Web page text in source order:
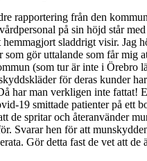
rapportering från den
på sin höjd står
sladdrigt visir. Jag
som gör uttalande som får mig
(som tur är inte i Örebro
för deras kunder
har man verkligen inte fattat!
19 smittade patienter på ett
de spritar och återanvänder
Svarar hen för att
Gör detta fast de vet att de